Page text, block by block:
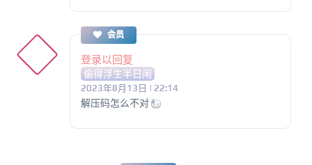
会员
登录以回复
偷得浮生半日闲
2023年8月13日 | 22:14
解压码怎么不对